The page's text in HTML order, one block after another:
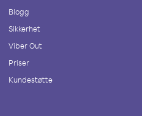
Blogg
Sikkerhet
Viber Out
Priser
Kundestøtte